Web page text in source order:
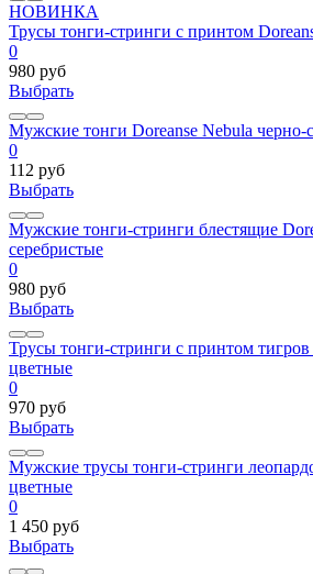
НОВИНКА
Трусы тонги-стринги с принтом
0
980 руб
Выбрать
Мужские тонги Doreanse Nebula черно-
0
112 руб
Выбрать
Мужские тонги-стринги блестящие
серебристые
0
980 руб
Выбрать
Трусы тонги-стринги с принтом
цветные
0
970 руб
Выбрать
Мужские трусы тонги-стринги
цветные
0
1 450 руб
Выбрать